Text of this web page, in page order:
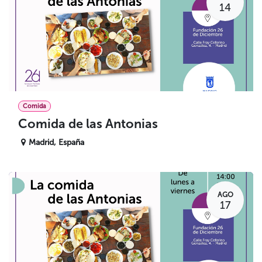
14
Comida
Comida de las Antonias
Madrid, España
AGO
17